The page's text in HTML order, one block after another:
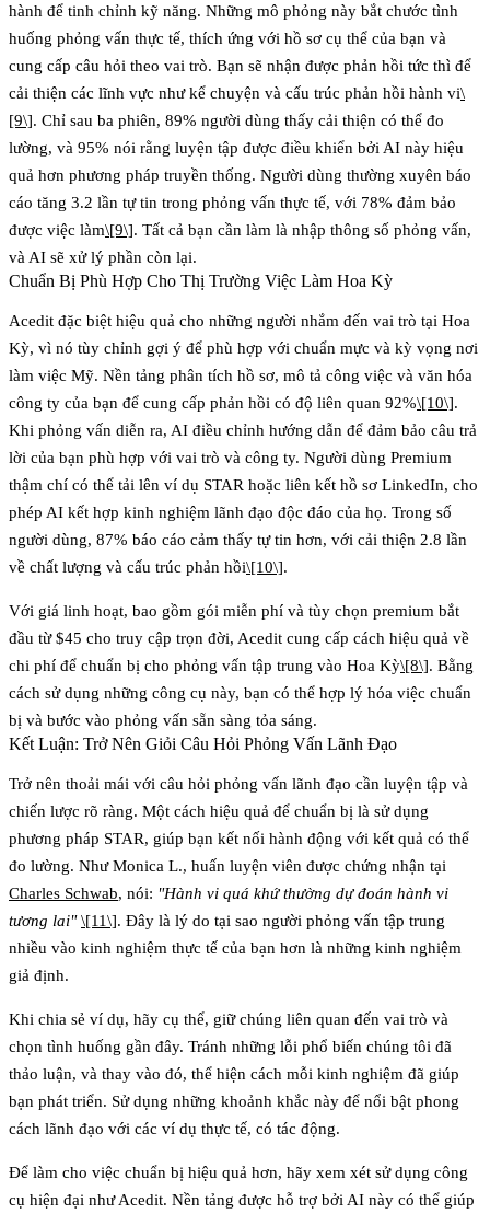
hành để tinh chỉnh kỹ năng. Những mô phỏng này bắt chước tình
huống phỏng vấn thực tế, thích ứng với hồ sơ cụ thể của bạn và
cung cấp câu hỏi theo vai trò. Bạn sẽ nhận được phản hồi tức thì để
cải thiện các lĩnh vực như kể chuyện và cấu trúc phản hồi hành vi\
[9\]. Chỉ sau ba phiên, 89% người dùng thấy cải thiện có thể đo
lường, và 95% nói rằng luyện tập được điều khiển bởi AI này hiệu
quả hơn phương pháp truyền thống. Người dùng thường xuyên báo
cáo tăng 3.2 lần tự tin trong phỏng vấn thực tế, với 78% đảm bảo
được việc làm\[9\]. Tất cả bạn cần làm là nhập thông số phỏng vấn,
và AI sẽ xử lý phần còn lại.
Chuẩn Bị Phù Hợp Cho Thị Trường Việc Làm Hoa Kỳ
Acedit đặc biệt hiệu quả cho những người nhắm đến vai trò tại Hoa
Kỳ, vì nó tùy chỉnh gợi ý để phù hợp với chuẩn mực và kỳ vọng nơi
làm việc Mỹ. Nền tảng phân tích hồ sơ, mô tả công việc và văn hóa
công ty của bạn để cung cấp phản hồi có độ liên quan 92%\[10\].
Khi phỏng vấn diễn ra, AI điều chỉnh hướng dẫn để đảm bảo câu trả
lời của bạn phù hợp với vai trò và công ty. Người dùng Premium
thậm chí có thể tải lên ví dụ STAR hoặc liên kết hồ sơ LinkedIn, cho
phép AI kết hợp kinh nghiệm lãnh đạo độc đáo của họ. Trong số
người dùng, 87% báo cáo cảm thấy tự tin hơn, với cải thiện 2.8 lần
về chất lượng và cấu trúc phản hồi\[10\].
Với giá linh hoạt, bao gồm gói miễn phí và tùy chọn premium bắt
đầu từ $45 cho truy cập trọn đời, Acedit cung cấp cách hiệu quả về
chi phí để chuẩn bị cho phỏng vấn tập trung vào Hoa Kỳ\[8\]. Bằng
cách sử dụng những công cụ này, bạn có thể hợp lý hóa việc chuẩn
bị và bước vào phỏng vấn sẵn sàng tỏa sáng.
Kết Luận: Trở Nên Giỏi Câu Hỏi Phỏng Vấn Lãnh Đạo
Trở nên thoải mái với câu hỏi phỏng vấn lãnh đạo cần luyện tập và
chiến lược rõ ràng. Một cách hiệu quả để chuẩn bị là sử dụng
phương pháp STAR, giúp bạn kết nối hành động với kết quả có thể
đo lường. Như Monica L., huấn luyện viên được chứng nhận tại
Charles Schwab, nói: "Hành vi quá khứ thường dự đoán hành vi
tương lai" \[11\]. Đây là lý do tại sao người phỏng vấn tập trung
nhiều vào kinh nghiệm thực tế của bạn hơn là những kinh nghiệm
giả định.
Khi chia sẻ ví dụ, hãy cụ thể, giữ chúng liên quan đến vai trò và
chọn tình huống gần đây. Tránh những lỗi phổ biến chúng tôi đã
thảo luận, và thay vào đó, thể hiện cách mỗi kinh nghiệm đã giúp
bạn phát triển. Sử dụng những khoảnh khắc này để nổi bật phong
cách lãnh đạo với các ví dụ thực tế, có tác động.
Để làm cho việc chuẩn bị hiệu quả hơn, hãy xem xét sử dụng công
cụ hiện đại như Acedit. Nền tảng được hỗ trợ bởi AI này có thể giúp